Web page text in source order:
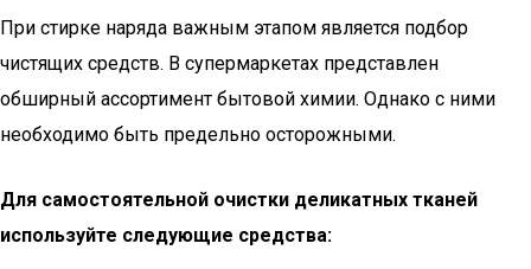
При стирке наряда важным этапом является подбор
чистящих средств. В супермаркетах представлен
обширный ассортимент бытовой химии. Однако с ними
необходимо быть предельно осторожными.
Для самостоятельной очистки деликатных тканей
используйте следующие средства: